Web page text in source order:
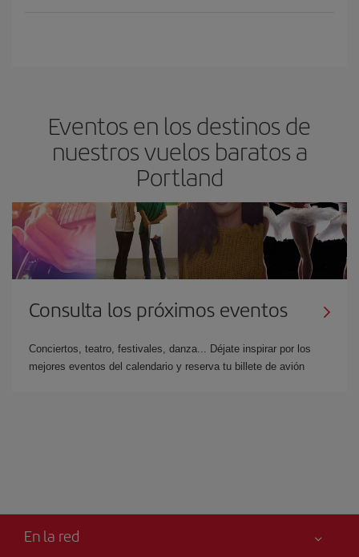
Eventos en los destinos de
nuestros vuelos baratos a
Portland
Consulta los próximos eventos
Conciertos, teatro, festivales, danza... Déjate inspirar por los
mejores eventos del calendario y reserva tu billete de avión
En la red